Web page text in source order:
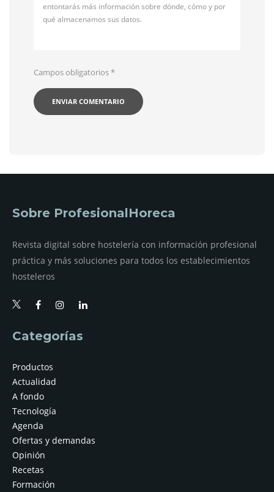
entontarás más información sobre dónde, cómo y por
qué almacenamos sus datos.
Campos obligatorios*
Sobre ProfesionalHoreca
Revista digital sobre hostelería con información profesional
práctica y más soluciones para todos los establecimientos
hosteleros
Categorías
Productos
Actualidad
A fondo
Tecnología
Agenda
Ofertas y demandas
Opinión
Recetas
Formación